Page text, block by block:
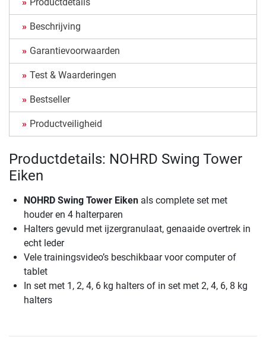
Beschrijving
Garantievoorwaarden
Test & Waarderingen
Bestseller
Productveiligheid
Productdetails: NOHRD Swing Tower
Eiken
NOHRD Swing Tower Eiken als complete set met
houder en 4 halterparen
Halters gevuld met ijzergranulaat, genaaide overtrek in
echt leder
Vele trainingsvideo’s beschikbaar voor computer of
tablet
In set met 1, 2, 4, 6 kg halters of in set met 2, 4, 6, 8 kg
halters